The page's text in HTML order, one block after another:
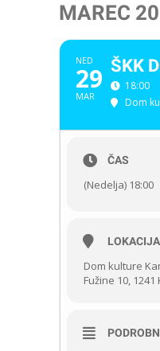
MAREC
NED
29
MAR
ŠKK
18:00
Dom
ČAS
(Nedelja) 18:00
LOKACIJA
Dom kulture
Fužine 10, 1241